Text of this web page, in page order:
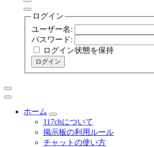
ログイン
ユーザー名:
パスワード:
ログイン状態を保持
ログイン
ホーム
117chについて
掲示板の利用ルール
チャットの使い方